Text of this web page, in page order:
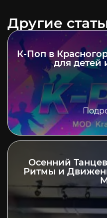
Другие
К-Поп в
для детей
Осенний
Ритмы и